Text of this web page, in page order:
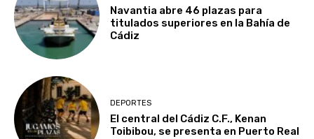
Navantia abre 46 plazas para
titulados superiores en la Bahía de
Cádiz
DEPORTES
El central del Cádiz C.F., Kenan
Toibibou, se presenta en Puerto Real